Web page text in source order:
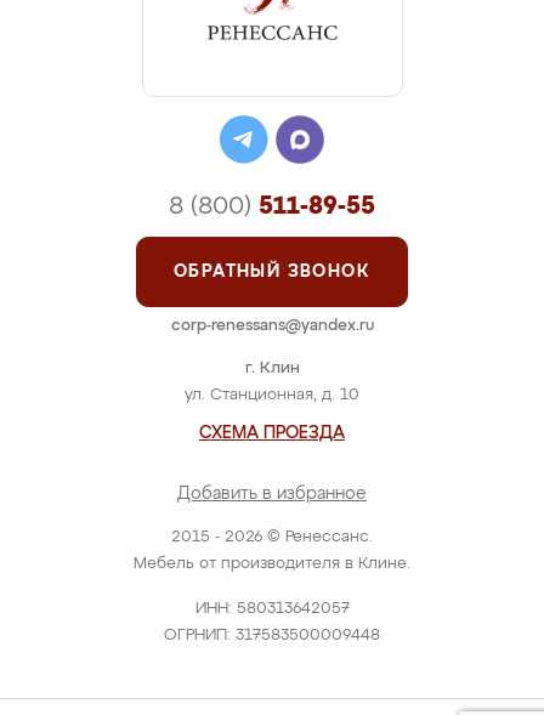
2015 - 2026 © Ренессанс.
Мебель от производителя в Клине.
ИНН: 580313642057
ОГРНИП: 317583500009448
г. Клин
ул. Станционная, д. 10
СХЕМА ПРОЕЗДА
Добавить в избранное
8 (800) 511-89-55
ОБРАТНЫЙ ЗВОНОК
corp-renessans@yandex.ru